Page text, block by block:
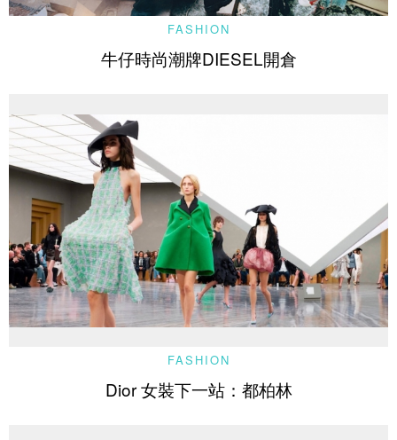
FASHION
牛仔時尚潮牌DIESEL開倉
FASHION
Dior 女裝下一站：都柏林